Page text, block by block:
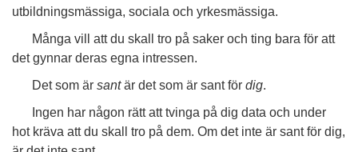
utbildningsmässiga, sociala och yrkesmässiga.
Många vill att du skall tro på saker och ting bara för att
det gynnar deras egna intressen.
Det som är santär det som är sant för dig.
Ingen har någon rätt att tvinga på dig data och under
hot kräva att du skall tro på dem. Om det inte är sant för dig,